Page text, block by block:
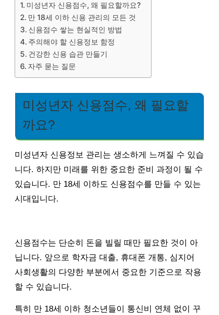
미성년자 신용점수, 왜 필요할까요?
만 18세 이하 신용 관리의 모든 것
신용점수 쌓는 현실적인 방법
주의해야 할 신용정보 함정
건강한 신용 습관 만들기
자주 묻는 질문
미성년자 신용점수, 왜 필요할
까요?
미성년자 신용정보 관리는 생소하게 느껴질 수 있습
니다. 하지만 미래를 위한 중요한 준비 과정이 될 수
있습니다. 만 18세 이하도 신용점수를 만들 수 있는
시대입니다.
신용점수는 단순히 돈을 빌릴 때만 필요한 것이 아
닙니다. 앞으로 학자금 대출, 휴대폰 개통, 심지어
사회생활의 다양한 부분에서 중요한 기준으로 작용
할 수 있습니다.
특히 만 18세 이하 청소년들이 통신비 연체 없이 꾸